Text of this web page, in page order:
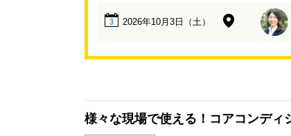
3 2026年10月3日（土）
様々な現場で使える！コアコンディ